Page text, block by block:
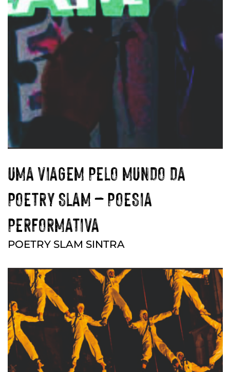
UMA VIAGEM PELO MUNDO DA
POETRY SLAM – POESIA
PERFORMATIVA
POETRY SLAM SINTRA